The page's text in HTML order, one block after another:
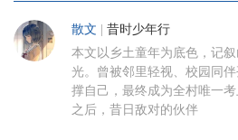
散文 昔时少年行
本文以乡土童年为底色，记
光。曾被邻里轻视、校园同
撑自己，最终成为全村唯一
之后，昔日敌对的伙伴